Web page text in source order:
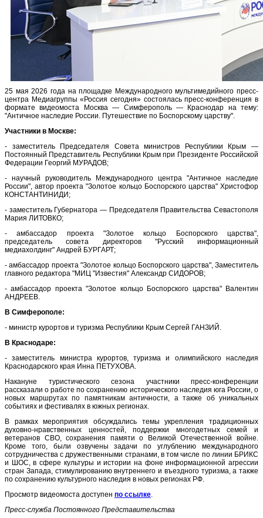
25 мая 2026 года на площадке Международного мультимедийного пресс-
центра Медиагруппы «Россия сегодня» состоялась пресс-конференция в
формате видеомоста Москва — Симферополь — Краснодар на тему:
"Античное наследие России. Путешествие по Боспорскому царству".
Участники в Москве:
- заместитель Председателя Совета министров Республики Крым —
Постоянный Представитель Республики Крым при Президенте Российской
Федерации Георгий МУРАДОВ;
- научный руководитель Международного центра "Античное наследие
России", автор проекта "Золотое кольцо Боспорского царства" Христофор
КОНСТАНТИНИДИ;
- заместитель Губернатора — Председателя Правительства Севастополя
Мария ЛИТОВКО;
- амбассадор проекта "Золотое кольцо Боспорского царства",
председатель совета директоров "Русский информационный
медиахолдинг" Андрей БУРГАРТ;
- амбассадор проекта "Золотое кольцо Боспорского царства", Заместитель
главного редактора "МИЦ "Известия" Александр СИДОРОВ;
- амбассадор проекта "Золотое кольцо Боспорского царства" Валентин
АНДРЕЕВ.
В Симферополе:
- министр курортов и туризма Республики Крым Сергей ГАНЗИЙ.
В Краснодаре:
- заместитель министра курортов, туризма и олимпийского наследия
Краснодарского края Инна ПЕТУХОВА.
Накануне туристического сезона участники пресс-конференции
рассказали о работе по сохранению исторического наследия юга России, о
новых маршрутах по памятникам античности, а также об уникальных
событиях и фестивалях в южных регионах.
В рамках мероприятия обсуждались темы укрепления традиционных
духовно-нравственных ценностей, поддержки многодетных семей и
ветеранов СВО, сохранения памяти о Великой Отечественной войне.
Кроме того, были озвучены задачи по углублению международного
сотрудничества с дружественными странами, в том числе по линии БРИКС
и ШОС, в сфере культуры и истории на фоне информационной агрессии
стран Запада, стимулированию внутреннего и въездного туризма, а также
по сохранению культурного наследия в новых регионах РФ.
Просмотр видеомоста доступен по ссылке.
Пресс-служба Постоянного Представительства